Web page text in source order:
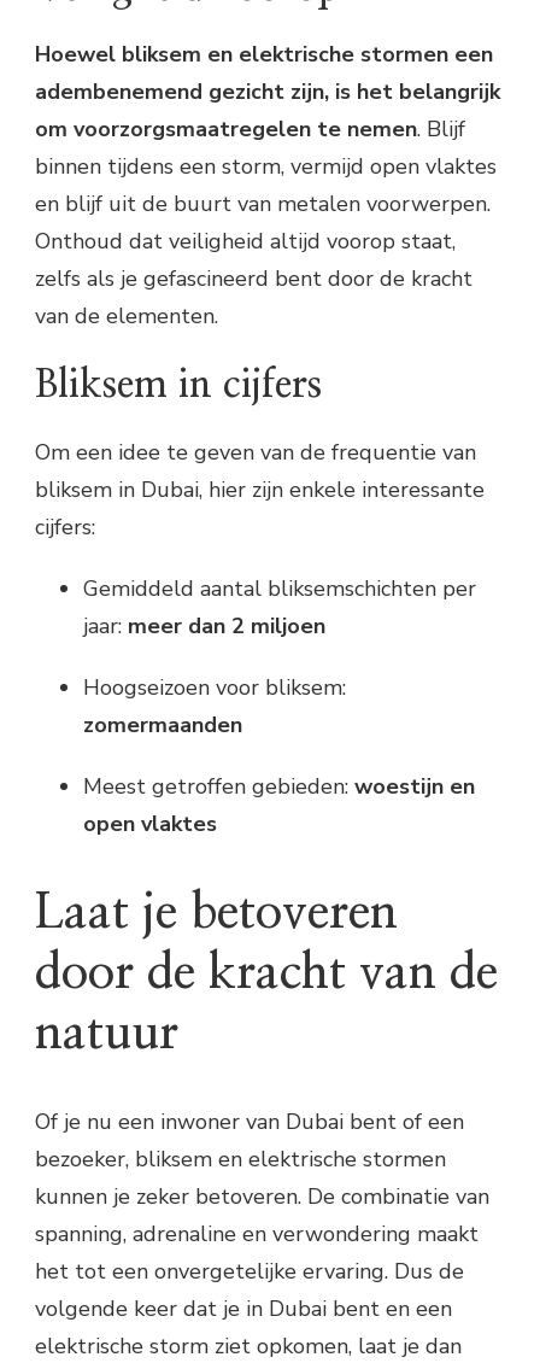
Hoewel bliksem en elektrische stormen een
adembenemend gezicht zijn, is het belangrijk
om voorzorgsmaatregelen te nemen. Blijf
binnen tijdens een storm, vermijd open vlaktes
en blijf uit de buurt van metalen voorwerpen.
Onthoud dat veiligheid altijd voorop staat,
zelfs als je gefascineerd bent door de kracht
van de elementen.
Bliksem in cijfers
Om een idee te geven van de frequentie van
bliksem in Dubai, hier zijn enkele interessante
cijfers:
Gemiddeld aantal bliksemschichten per
jaar: meer dan 2 miljoen
Hoogseizoen voor bliksem:
zomermaanden
Meest getroffen gebieden: woestijn en
open vlaktes
Laat je betoveren
door de kracht van de
natuur
Of je nu een inwoner van Dubai bent of een
bezoeker, bliksem en elektrische stormen
kunnen je zeker betoveren. De combinatie van
spanning, adrenaline en verwondering maakt
het tot een onvergetelijke ervaring. Dus de
volgende keer dat je in Dubai bent en een
elektrische storm ziet opkomen, laat je dan